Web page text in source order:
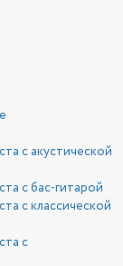
с акустической
с бас-гитарой
с классической
с